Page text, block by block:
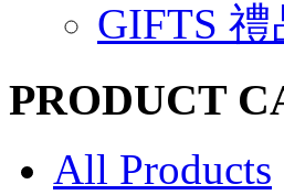
GIFTS 禮
PRODUCT
All Products